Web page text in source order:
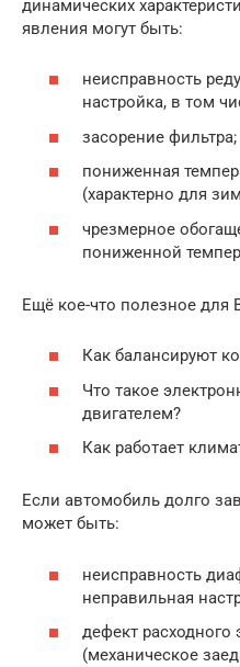
динамических
явления могут быть:
неисправность
настройка, в том
засорение фильтра;
пониженная
(характерно для
чрезмерное
пониженной
Ещё кое-что полезное для
Как балансируют
Что такое
двигателем?
Как работает
Если автомобиль долго
может быть:
неисправность
неправильная
дефект расходного
(механическое